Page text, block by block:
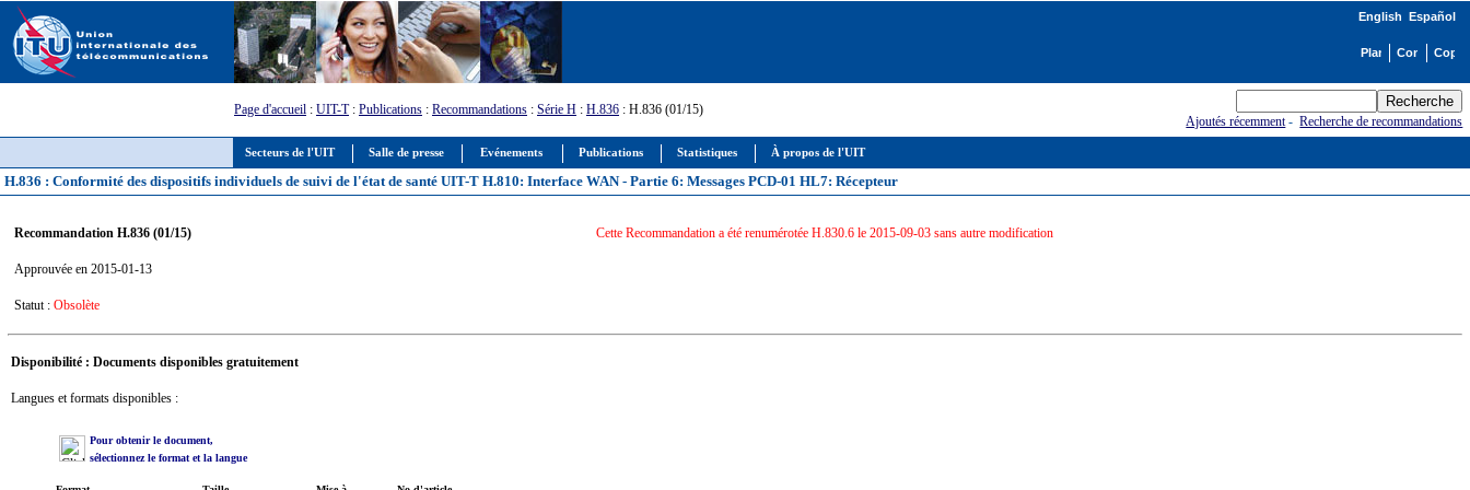
Secteurs de l'UIT Salle de presse Evénements Publications Statistiques À propos de l'UIT
English Español
Page d'accueil : UIT-T: Publications : Recommandations : Série H : H.836 : H.836 (01/15)
Ajoutés récemment-Recherche de recommandations
H.836 : Conformité des dispositifs individuels de suivi de l'état de santé UIT-T H.810: Interface WAN - Partie 6: Messages PCD-01 HL7: Récepteur
Recommandation H.836 (01/15)
Approuvée en 2015-01-13
Statut : Obsolète
Cette Recommandation a été renumérotée H.830.6 le 2015-09-03 sans autre modification
Disponibilité : Documents disponibles gratuitement
Langues et formats disponibles :
Pour obtenir le document,
sélectionnez le format et la langue